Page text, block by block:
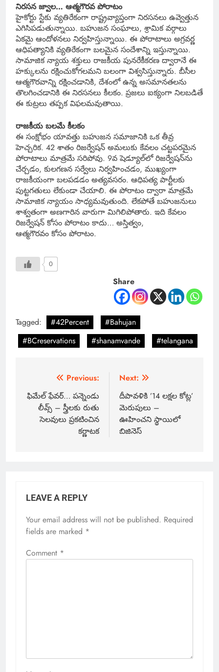
నిరసన జ్వాల… ఆత్మగౌరవ పోరాటం
హైకోర్టు స్టేకు వ్యతిరేకంగా రాష్ట్రవ్యాప్తంగా నిరసనలు ఉవ్వెత్తున
ఎగిసిపడుతున్నాయి. బహుజన సంఘాలు, శ్రామిక వర్గాలు
ఏకమై ఆందోళనలు నిర్వహిస్తున్నాయి. ఈ పోరాటాలు అగ్రవర్ణ
ఆధిపత్యానికి వ్యతిరేకంగా బలమైన సందేశాన్ని ఇస్తున్నాయి.
సామాజిక న్యాయ శక్తులు రాజకీయ పునరేకీకరణ ద్వారానే ఈ
హక్కులను రక్షించుకోగలమని బలంగా విశ్వసిస్తున్నారు. బీసీల
ఆత్మగౌరవాన్ని రక్షించడానికి, దేశంలో ఉన్న అసమానతలను
తొలగించడానికి ఈ నిరసనలు కీలకం. ప్రజలు ఐక్యంగా నిలబడితే
ఈ కుట్రలు తప్పక విఫలమవుతాయి.
రాజకీయ బలమే కీలకం
ఈ సంక్షోభం యావత్తు బహుజన సమాజానికి ఒక తీవ్ర
హెచ్చరిక. 42 శాతం రిజర్వేషన్‌ అమలుకు కేవలం చట్టపరమైన
పోరాటాలు మాత్రమే సరిపోవు. 9వ షెడ్యూల్‌లో రిజర్వేషన్‌ను
చేర్చడం, కులగణన సర్వేలు నిర్వహించడం, ముఖ్యంగా
రాజకీయంగా బలపడడం అత్యవసరం. ఆధిపత్య పార్టీలకు
పుట్టగతులు లేకుండా చేయాలి. ఈ పోరాటం ద్వారా మాత్రమే
సామాజిక న్యాయం సాధ్యమవుతుంది. లేకపోతే బహుజనులు
శాశ్వతంగా అణగారిన వారుగా మిగిలిపోతారు. ఇది కేవలం
రిజర్వేషన్ కోసం పోరాటం కాదు… అస్తిత్వం,
ఆత్మగౌరవం కోసం పోరాటం.
0
Share
Tagged: #42Percent
#Bahujan
#BCreservations
#shanamvande #telangana
Previous:
ఫిమేల్ ఫేవర్… పన్నెండు
లీవ్స్ – స్త్రీలకు రుతు
సెలవులు ప్రకటించిన
కర్ణాటక
Next:
దీపావళికి ’14 లక్షల కోట్ల’
మెరుపులు –
ఊహించని స్థాయిలో
బిజినెస్
LEAVE A REPLY
Your email address will not be published. Required
fields are marked *
Comment *